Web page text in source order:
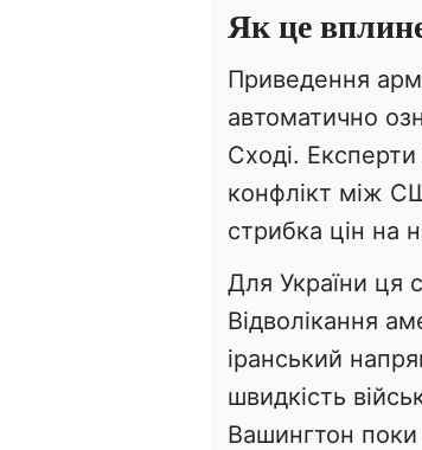
Як це
Приведення
автоматично
Сході.
конфлікт між
стрибка цін на
Для України ця
Відволікання
іранський
швидкість
Вашингтон поки